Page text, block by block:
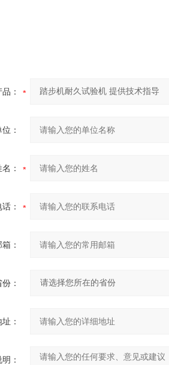
品：
：
：
：
：
：
：
：